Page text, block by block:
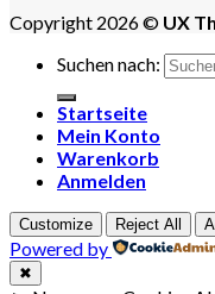
Copyright 2026 © UX
Suchen nach:
Startseite
Mein Konto
Warenkorb
Anmelden
Customize Reject All
Powered by
✖